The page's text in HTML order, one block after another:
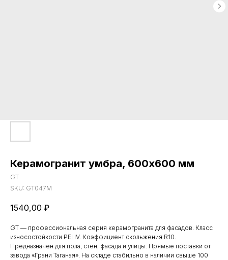
Керамогранит умбра, 600х600 мм
GT
SKU: GT047M
1540,00 ₽
GT — профессиональная серия керамогранита для фасадов. Класс
износостойкости PEI IV. Коэффициент скольжения R10.
Предназначен для пола, стен, фасада и улицы. Прямые поставки от
завода «Грани Таганая». На складе стабильно в наличии свыше 100